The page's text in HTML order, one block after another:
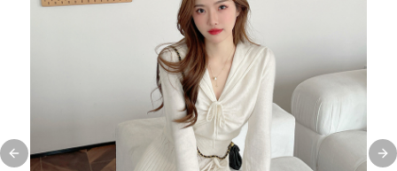
Previous slide